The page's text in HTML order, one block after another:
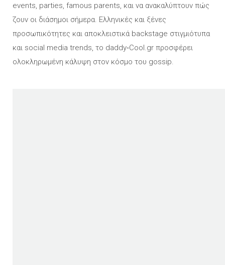
events, parties, famous parents, και να ανακαλύπτουν πώς
ζουν οι διάσημοι σήμερα. Eλληνικές και ξένες
προσωπικότητες και αποκλειστικά backstage στιγμιότυπα
και social media trends, το daddy‑Cool.gr προσφέρει
ολοκληρωμένη κάλυψη στον κόσμο του gossip.